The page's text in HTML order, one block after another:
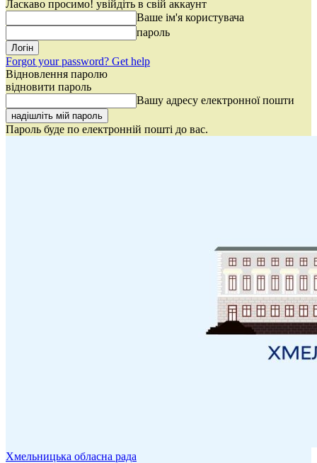
Ласкаво просимо! увійдіть в свій аккаунт
Ваше ім'я користувача
пароль
Forgot your password? Get help
Відновлення паролю
відновити пароль
Вашу адресу електронної пошти
Пароль буде по електронній пошті до вас.
Хмельницька обласна рада